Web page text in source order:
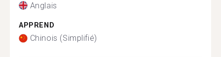
Anglais
APPREND
Chinois (Simplifié)